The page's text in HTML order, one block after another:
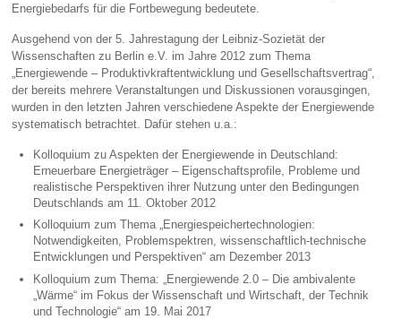
Energiebedarfs für die Fortbewegung bedeutete.
Ausgehend von der 5. Jahrestagung der Leibniz-Sozietät der
Wissenschaften zu Berlin e.V. im Jahre 2012 zum Thema
„Energiewende – Produktivkraftentwicklung und Gesellschaftsvertrag“,
der bereits mehrere Veranstaltungen und Diskussionen vorausgingen,
wurden in den letzten Jahren verschiedene Aspekte der Energiewende
systematisch betrachtet. Dafür stehen u.a.:
Kolloquium zu Aspekten der Energiewende in Deutschland:
Erneuerbare Energieträger – Eigenschaftsprofile, Probleme und
realistische Perspektiven ihrer Nutzung unter den Bedingungen
Deutschlands am 11. Oktober 2012
Kolloquium zum Thema „Energiespeichertechnologien:
Notwendigkeiten, Problemspektren, wissenschaftlich-technische
Entwicklungen und Perspektiven“ am Dezember 2013
Kolloquium zum Thema: „Energiewende 2.0 – Die ambivalente
„Wärme“ im Fokus der Wissenschaft und Wirtschaft, der Technik
und Technologie“ am 19. Mai 2017